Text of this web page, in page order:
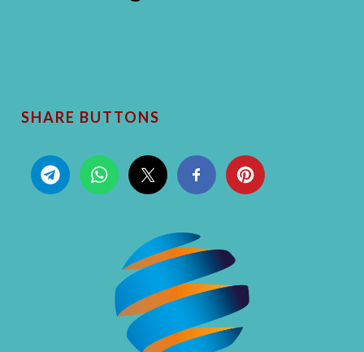
SHARE BUTTONS